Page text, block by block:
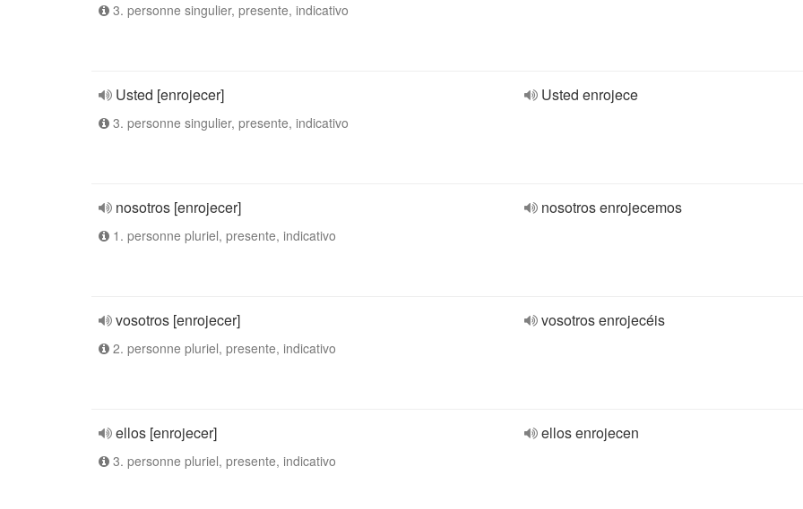
3. personne singulier, presente, indicativo
Usted [enrojecer]
3. personne singulier, presente, indicativo
Usted enrojece
nosotros [enrojecer]
1. personne pluriel, presente, indicativo
nosotros enrojecemos
vosotros [enrojecer]
2. personne pluriel, presente, indicativo
vosotros enrojecéis
ellos [enrojecer]
3. personne pluriel, presente, indicativo
ellos enrojecen